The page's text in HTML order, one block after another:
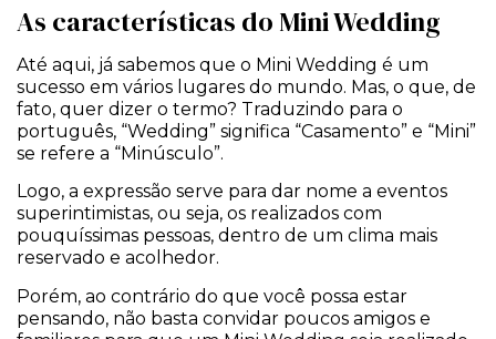
As características do Mini Wedding
Até aqui, já sabemos que o Mini Wedding é um
sucesso em vários lugares do mundo. Mas, o que, de
fato, quer dizer o termo? Traduzindo para o
português, “Wedding” significa “Casamento” e “Mini”
se refere a “Minúsculo”.
Logo, a expressão serve para dar nome a eventos
superintimistas, ou seja, os realizados com
pouquíssimas pessoas, dentro de um clima mais
reservado e acolhedor.
Porém, ao contrário do que você possa estar
pensando, não basta convidar poucos amigos e